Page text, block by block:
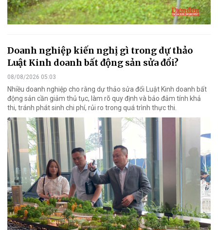
Doanh nghiệp kiến nghị gì trong dự thảo
Luật Kinh doanh bất động sản sửa đổi?
08/08/2026 05:03
Nhiều doanh nghiệp cho rằng dự thảo sửa đổi Luật Kinh doanh bất
động sản cần giảm thủ tục, làm rõ quy định và bảo đảm tính khả
thi, tránh phát sinh chi phí, rủi ro trong quá trình thực thi.